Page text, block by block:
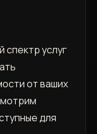
спектр услуг
от ваших
для